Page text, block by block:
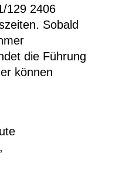
129 2406
Sobald
die Führung
können